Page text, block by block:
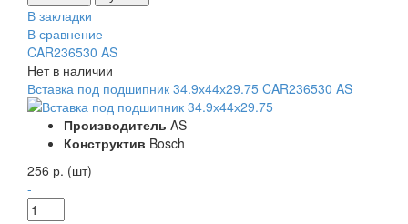
В закладки
В сравнение
CAR236530 AS
Нет в наличии
Вставка под подшипник 34.9х44х29.75 CAR236530 AS
Производитель AS
Конструктив Bosch
256 р. (шт)
-